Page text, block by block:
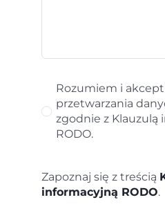
Rozumiem i
przetwarzania
zgodnie z Klauzulą
RODO.
Zapoznaj się z treścią
informacyjną RODO.